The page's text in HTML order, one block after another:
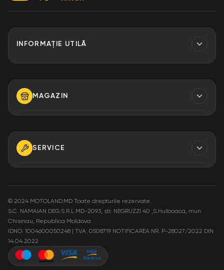
INFORMAȚIE UTILĂ
Despre Noi
MAGAZIN
+373 79 923 304
+373 79 923 306
E-MAIL
info@motoland.md
str. Pietrăriei 3A
SERVICE
+373 79 923 301
E-MAIL
service@motoland.md
ADRESA
Moldova or. Chisinau,
© 2024 MOTOLAND.MD Toate drepturile rezervate.
S.C. NAMAIAN DEG S.R.L.MD-2093, str. NEGRUZZI 40 ,S.Hulboaca, mun.
Chisinau, Republica Moldova
IDNO: 1004600050248 | TVA: 0508719 NOTIFICAREA NR. P-28027/2022 DIN
14.04.2022